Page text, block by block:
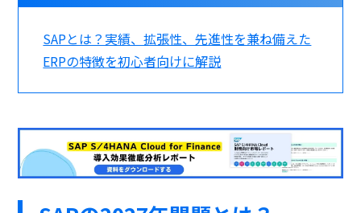
SAPとは？実績、拡張性、先進性を兼ね備えた
ERPの特徴を初心者向けに解説